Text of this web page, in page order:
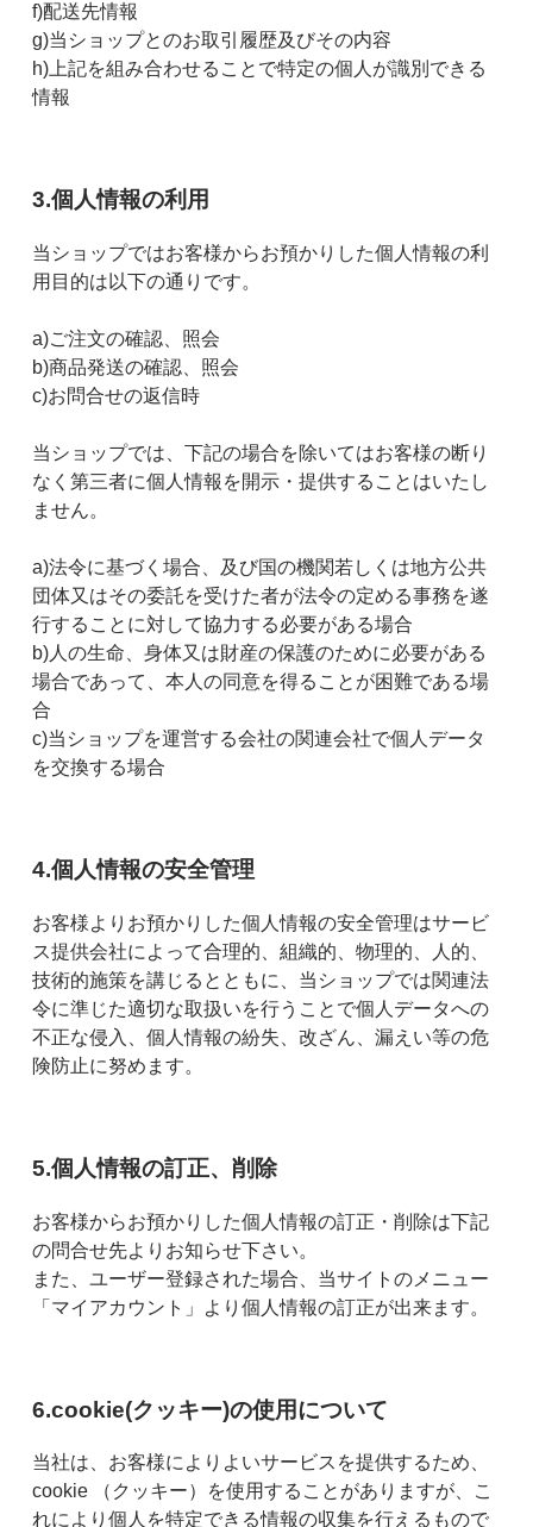
f)配送先情報
g)当ショップとのお取引履歴及びその内容
h)上記を組み合わせることで特定の個人が識別できる
情報
3.個人情報の利用
当ショップではお客様からお預かりした個人情報の利
用目的は以下の通りです。
a)ご注文の確認、照会
b)商品発送の確認、照会
c)お問合せの返信時
当ショップでは、下記の場合を除いてはお客様の断り
なく第三者に個人情報を開示・提供することはいたし
ません。
a)法令に基づく場合、及び国の機関若しくは地方公共
団体又はその委託を受けた者が法令の定める事務を遂
行することに対して協力する必要がある場合
b)人の生命、身体又は財産の保護のために必要がある
場合であって、本人の同意を得ることが困難である場
合
c)当ショップを運営する会社の関連会社で個人データ
を交換する場合
4.個人情報の安全管理
お客様よりお預かりした個人情報の安全管理はサービ
ス提供会社によって合理的、組織的、物理的、人的、
技術的施策を講じるとともに、当ショップでは関連法
令に準じた適切な取扱いを行うことで個人データへの
不正な侵入、個人情報の紛失、改ざん、漏えい等の危
険防止に努めます。
5.個人情報の訂正、削除
お客様からお預かりした個人情報の訂正・削除は下記
の問合せ先よりお知らせ下さい。
また、ユーザー登録された場合、当サイトのメニュー
「マイアカウント」より個人情報の訂正が出来ます。
6.cookie(クッキー)の使用について
当社は、お客様によりよいサービスを提供するため、
cookie （クッキー）を使用することがありますが、こ
れにより個人を特定できる情報の収集を行えるもので